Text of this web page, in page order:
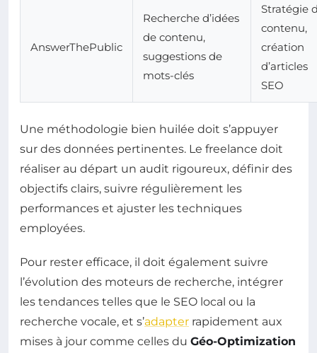
AnswerThePublic
Recherche d’idées
de contenu,
suggestions de
mots-clés
Stratégie
contenu,
création
d’articles
SEO
Une méthodologie bien huilée doit s’appuyer
sur des données pertinentes. Le freelance doit
réaliser au départ un audit rigoureux, définir des
objectifs clairs, suivre régulièrement les
performances et ajuster les techniques
employées.
Pour rester efficace, il doit également suivre
l’évolution des moteurs de recherche, intégrer
les tendances telles que le SEO local ou la
recherche vocale, et s’adapter rapidement aux
mises à jour comme celles du Géo-Optimization